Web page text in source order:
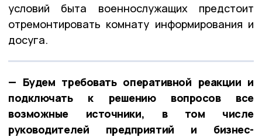
условий быта военнослужащих предстоит
отремонтировать комнату информирования и
досуга.
— Будем требовать оперативной реакции и
подключать к решению вопросов все
возможные источники, в том числе
руководителей предприятий и бизнес-